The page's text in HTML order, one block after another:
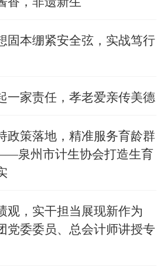
固本绷紧安全弦，实战笃行
一家责任，孝老爱亲传美德
政策落地，精准服务育龄群
泉州市计生协会打造生育
观，实干担当展现新作为
委委员、总会计师讲授专